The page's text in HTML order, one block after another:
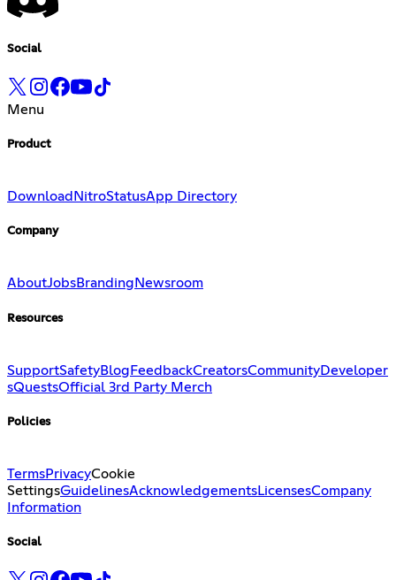
Social
Menu
Product
Download NitroStatusApp Directory
Company
AboutJobsBranding Newsroom
Resources
SupportSafetyBlog FeedbackCreatorsCommunityDeveloper
sQuestsOfficial 3rd Party Merch
Policies
TermsPrivacyCookie
SettingsGuidelinesAcknowledgementsLicensesCompany
Information
Social